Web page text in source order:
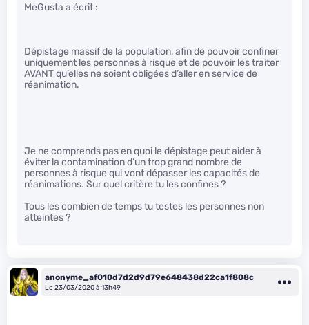
MeGusta a écrit :
Dépistage massif de la population, afin de pouvoir confiner
uniquement les personnes à risque et de pouvoir les traiter
AVANT qu’elles ne soient obligées d’aller en service de
réanimation.
Je ne comprends pas en quoi le dépistage peut aider à
éviter la contamination d’un trop grand nombre de
personnes à risque qui vont dépasser les capacités de
réanimations. Sur quel critère tu les confines ?
Tous les combien de temps tu testes les personnes non
atteintes ?
anonyme_af010d7d2d9d79e648438d22ca1f808c
Le 23/03/2020 à 13h49